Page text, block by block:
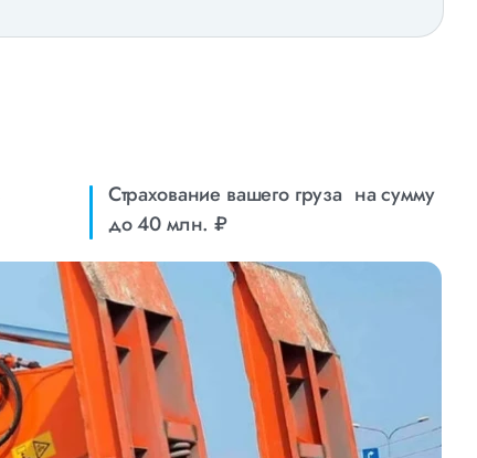
Страхование вашего груза на сумму
до 40 млн. ₽